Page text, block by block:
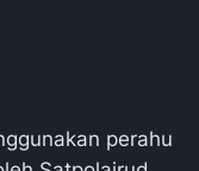
perahu